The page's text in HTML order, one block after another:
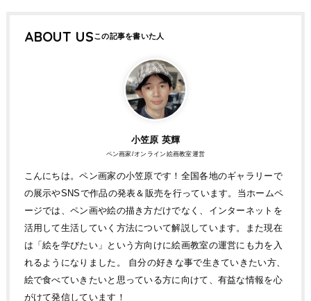
ABOUT US
小笠原 英輝
ペン画家/オンライン絵画教室運営
こんにちは。ペン画家の小笠原です！全国各地のギャラリーで
の展示やSNSで作品の発表＆販売を行っています。当ホームペ
ージでは、ペン画や絵の描き方だけでなく、インターネットを
活用して生活していく方法について解説しています。また現在
は「絵を学びたい」という方向けに絵画教室の運営にも力を入
れるようになりました。 自分の好きな事で生きていきたい方、
絵で食べていきたいと思っている方に向けて、有益な情報を心
がけて発信しています！